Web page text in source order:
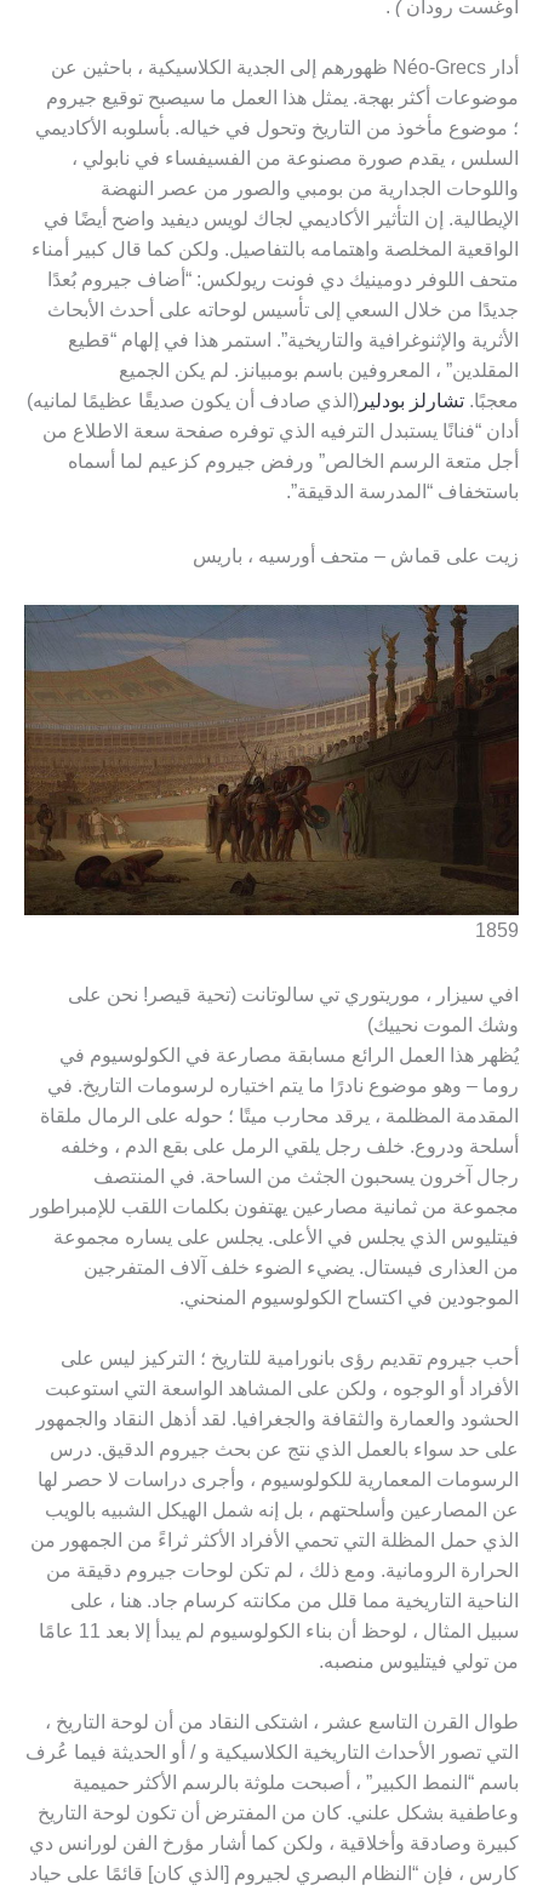
أوغست رودان)
.
أدار Néo-Grecs ظهورهم إلى الجدية الكلاسيكية ، باحثين عن
موضوعات أكثر بهجة. يمثل هذا العمل ما سيصبح توقيع جيروم
؛ موضوع مأخوذ من التاريخ وتحول في خياله. بأسلوبه الأكاديمي
السلس ، يقدم صورة مصنوعة من الفسيفساء في نابولي ،
واللوحات الجدارية من بومبي والصور من عصر النهضة
الإيطالية. إن التأثير الأكاديمي لجاك لويس ديفيد واضح أيضًا في
الواقعية المخلصة واهتمامه بالتفاصيل. ولكن كما قال كبير أمناء
متحف اللوفر دومينيك دي فونت ريولكس: “أضاف جيروم بُعدًا
جديدًا من خلال السعي إلى تأسيس لوحاته على أحدث الأبحاث
الأثرية والإثنوغرافية والتاريخية”. استمر هذا في إلهام “قطيع
المقلدين” ، المعروفين باسم بومبيانز. لم يكن الجميع
معجبًا. تشارلز بودلير (الذي صادف أن يكون صديقًا عظيمًا لمانيه)
أدان “فنانًا يستبدل الترفيه الذي توفره صفحة سعة الاطلاع من
أجل متعة الرسم الخالص” ورفض جيروم كزعيم لما أسماه
باستخفاف “المدرسة الدقيقة”.
زيت على قماش – متحف أورسيه ، باريس
1859
افي سيزار ، موريتوري تي سالوتانت (تحية قيصر! نحن على
وشك الموت نحييك)
يُظهر هذا العمل الرائع مسابقة مصارعة في الكولوسيوم في
روما – وهو موضوع نادرًا ما يتم اختياره لرسومات التاريخ. في
المقدمة المظلمة ، يرقد محارب ميتًا ؛ حوله على الرمال ملقاة
أسلحة ودروع. خلف رجل يلقي الرمل على بقع الدم ، وخلفه
رجال آخرون يسحبون الجثث من الساحة. في المنتصف
مجموعة من ثمانية مصارعين يهتفون بكلمات اللقب للإمبراطور
فيتليوس الذي يجلس في الأعلى. يجلس على يساره مجموعة
من العذارى فيستال. يضيء الضوء خلف آلاف المتفرجين
الموجودين في اكتساح الكولوسيوم المنحني.
أحب جيروم تقديم رؤى بانورامية للتاريخ ؛ التركيز ليس على
الأفراد أو الوجوه ، ولكن على المشاهد الواسعة التي استوعبت
الحشود والعمارة والثقافة والجغرافيا. لقد أذهل النقاد والجمهور
على حد سواء بالعمل الذي نتج عن بحث جيروم الدقيق. درس
الرسومات المعمارية للكولوسيوم ، وأجرى دراسات لا حصر لها
عن المصارعين وأسلحتهم ، بل إنه شمل الهيكل الشبيه بالويب
الذي حمل المظلة التي تحمي الأفراد الأكثر ثراءً من الجمهور من
الحرارة الرومانية. ومع ذلك ، لم تكن لوحات جيروم دقيقة من
الناحية التاريخية مما قلل من مكانته كرسام جاد. هنا ، على
سبيل المثال ، لوحظ أن بناء الكولوسيوم لم يبدأ إلا بعد 11 عامًا
من تولي فيتليوس منصبه.
طوال القرن التاسع عشر ، اشتكى النقاد من أن لوحة التاريخ ،
التي تصور الأحداث التاريخية الكلاسيكية و / أو الحديثة فيما عُرف
باسم “النمط الكبير” ، أصبحت ملوثة بالرسم الأكثر حميمية
وعاطفية بشكل علني. كان من المفترض أن تكون لوحة التاريخ
كبيرة وصادقة وأخلاقية ، ولكن كما أشار مؤرخ الفن لورانس دي
كارس ، فإن “النظام البصري لجيروم [الذي كان] قائمًا على حياد